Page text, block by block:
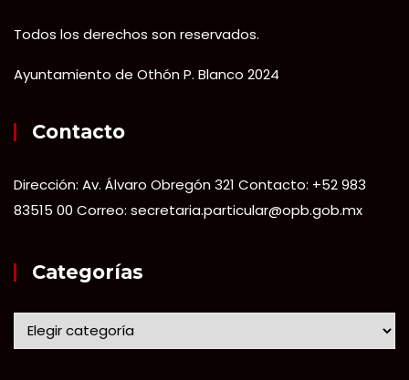
Todos los derechos son reservados.
Ayuntamiento de Othón P. Blanco 2024
Contacto
Dirección: Av. Álvaro Obregón 321 Contacto: +52 983
83515 00 Correo: secretaria.particular@opb.gob.mx
Categorías